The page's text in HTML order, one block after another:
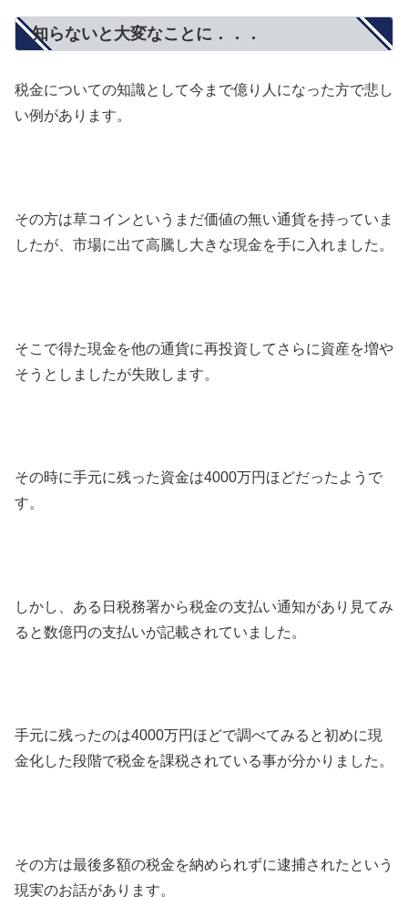
知らないと大変なことに．．．
税金についての知識として今まで億り人になった方で悲し
い例があります。
その方は草コインというまだ価値の無い通貨を持っていま
したが、市場に出て高騰し大きな現金を手に入れました。
そこで得た現金を他の通貨に再投資してさらに資産を増や
そうとしましたが失敗します。
その時に手元に残った資金は4000万円ほどだったようで
す。
しかし、ある日税務署から税金の支払い通知があり見てみ
ると数億円の支払いが記載されていました。
手元に残ったのは4000万円ほどで調べてみると初めに現
金化した段階で税金を課税されている事が分かりました。
その方は最後多額の税金を納められずに逮捕されたという
現実のお話があります。